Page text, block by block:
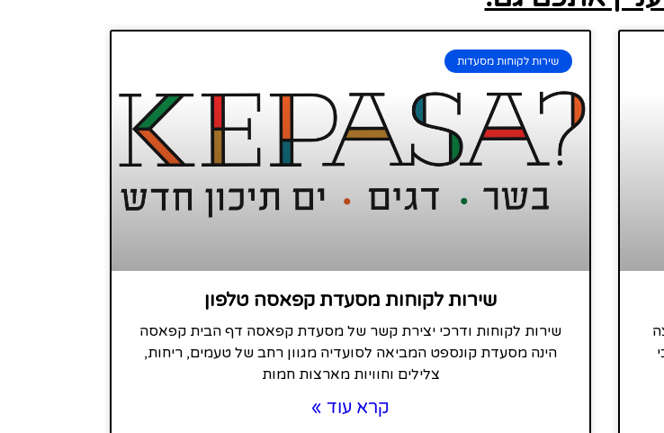
שירות לקוחות מסעדות
שירות לקוחות מסעדת קפאסה טלפון
שירות לקוחות ודרכי יצירת קשר של מסעדת קפאסה דף הבית קפאסה
הינה מסעדת קונספט המביאה לסועדיה מגוון רחב של טעמים, ריחות,
צלילים וחוויות מארצות חמות
קרא עוד »